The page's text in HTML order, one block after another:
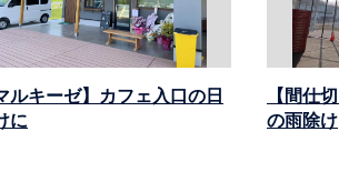
ルキーゼ】カフェ入口の日
に
【間仕
の雨除け